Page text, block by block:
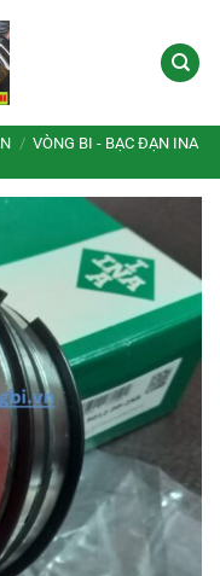
/ VÒNG BI - BẠC ĐẠN INA